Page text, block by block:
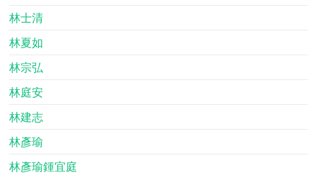
林士清
林夏如
林宗弘
林庭安
林建志
林彥瑜
林彥瑜鍾宜庭